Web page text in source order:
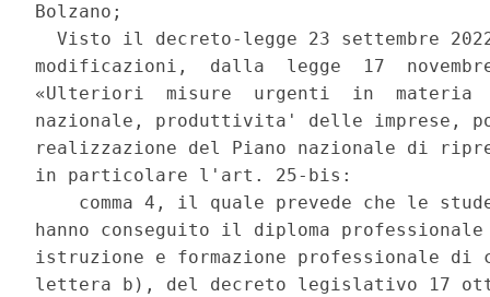
Bolzano;
Visto il decreto-legge 23 settembre
modificazioni,  dalla  legge  17
«Ulteriori  misure  urgenti  in
nazionale, produttivita' delle
realizzazione del Piano nazionale di
in particolare l'art. 25-bis:
comma 4, il quale prevede che le
hanno conseguito il diploma
istruzione e formazione professionale
lettera b), del decreto legislativo 17